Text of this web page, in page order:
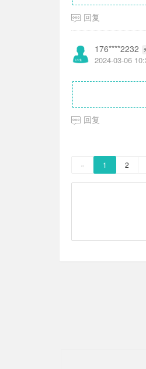
回复
176****2232
2024-03-06
回复
« 1 2